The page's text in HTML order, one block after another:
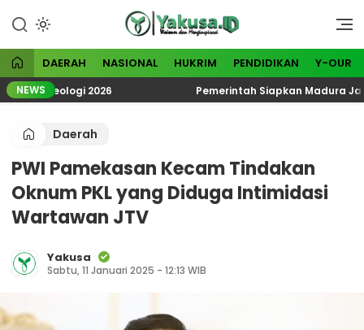
konten
Yakusa
Visioner dan Menginspirasi
DAERAH NASIONAL HUKRIM PENDIDIKAN Y-OUR
NEWS 2026 Pemerintah Siapkan Madura Jadi
Daerah
PWI Pamekasan Kecam Tindakan
Oknum PKL yang Diduga Intimidasi
Wartawan JTV
Yakusa
Sabtu, 11 Januari 2025 - 12:13 WIB